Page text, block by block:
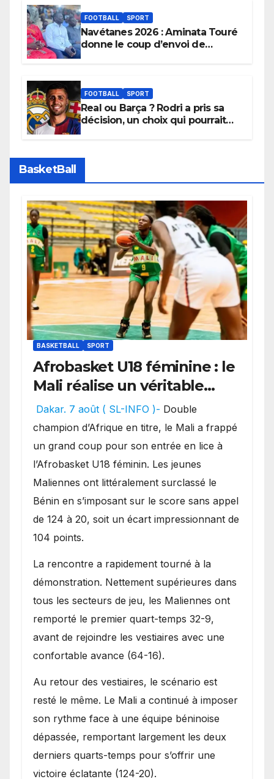
FOOTBALL SPORT
Navétanes 2026 : Aminata Touré
donne le coup d’envoi de
apaisées.
FOOTBALL SPORT
Real ou Barça ? Rodri a pris sa
décision, un choix qui pourrait
BasketBall
BASKETBALL SPORT
Afrobasket U18 féminine : le
Mali réalise un véritable
festival offensif et inflige
une lourde défaite au
Bénin.
Dakar. 7 août ( SL-INFO )- Double
champion d’Afrique en titre, le Mali a frappé
un grand coup pour son entrée en lice à
l’Afrobasket U18 féminin. Les jeunes
Maliennes ont littéralement surclassé le
Bénin en s’imposant sur le score sans appel
de 124 à 20, soit un écart impressionnant de
104 points.
La rencontre a rapidement tourné à la
démonstration. Nettement supérieures dans
tous les secteurs de jeu, les Maliennes ont
remporté le premier quart-temps 32-9,
avant de rejoindre les vestiaires avec une
confortable avance (64-16).
Au retour des vestiaires, le scénario est
resté le même. Le Mali a continué à imposer
son rythme face à une équipe béninoise
dépassée, remportant largement les deux
derniers quarts-temps pour s’offrir une
victoire éclatante (124-20).